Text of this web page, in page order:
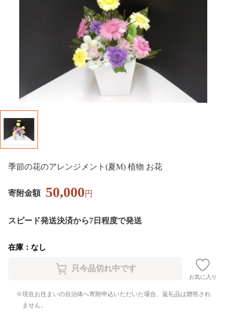
季節の花のアレンジメント(夏M) 植物 お花
寄附金額 50,000円
スピード発送決済から7日程度で発送
在庫：なし
お気に入り
現在お住まいの自治体へ寄附申込いただいた場合、返礼品は贈答され
ません。